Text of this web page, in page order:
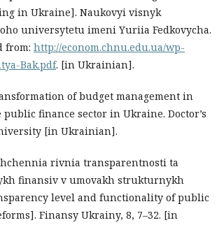
in Ukraine]. Naukovyi visnyk
universytetu imeni Yuriia Fedkovycha.
from: http://econom.chnu.edu.ua/wp-
Bak.pdf. [in Ukrainian].
of budget management in
finance sector in Ukraine. Doctor’s
[in Ukrainian].
rivnia transparentnosti ta
finansiv v umovakh strukturnykh
level and functionality of public
Finansy Ukrainy, 8, 7–32. [in